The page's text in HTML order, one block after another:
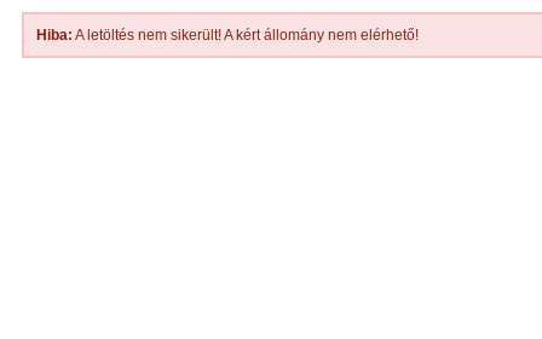
Hiba: A letöltés nem sikerült! A kért állomány nem elérhető!